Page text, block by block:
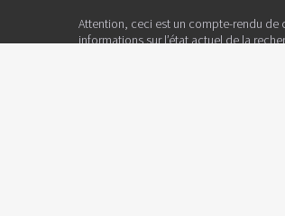
Attention, ceci est un compte-rendu de
informations sur l’état actuel de la